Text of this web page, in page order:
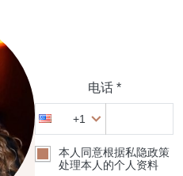
电话 *
+1
本人同意根据私隐政策
处理本人的个人资料